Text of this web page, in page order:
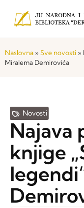
Naslovna » Sve novosti »
Miralema Demirovića
Novosti
Najava
knjige